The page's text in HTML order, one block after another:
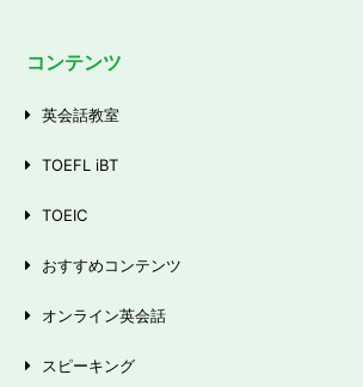
コンテンツ
英会話教室
TOEFL iBT
TOEIC
おすすめコンテンツ
オンライン英会話
スピーキング